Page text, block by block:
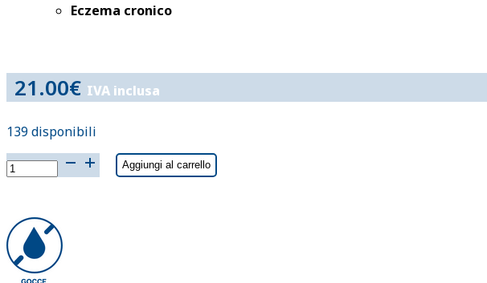
Eczema cronico
21.00€ IVA inclusa
139 disponibili
VITE
VERGINE
15ml
quantità
Aggiungi al carrello